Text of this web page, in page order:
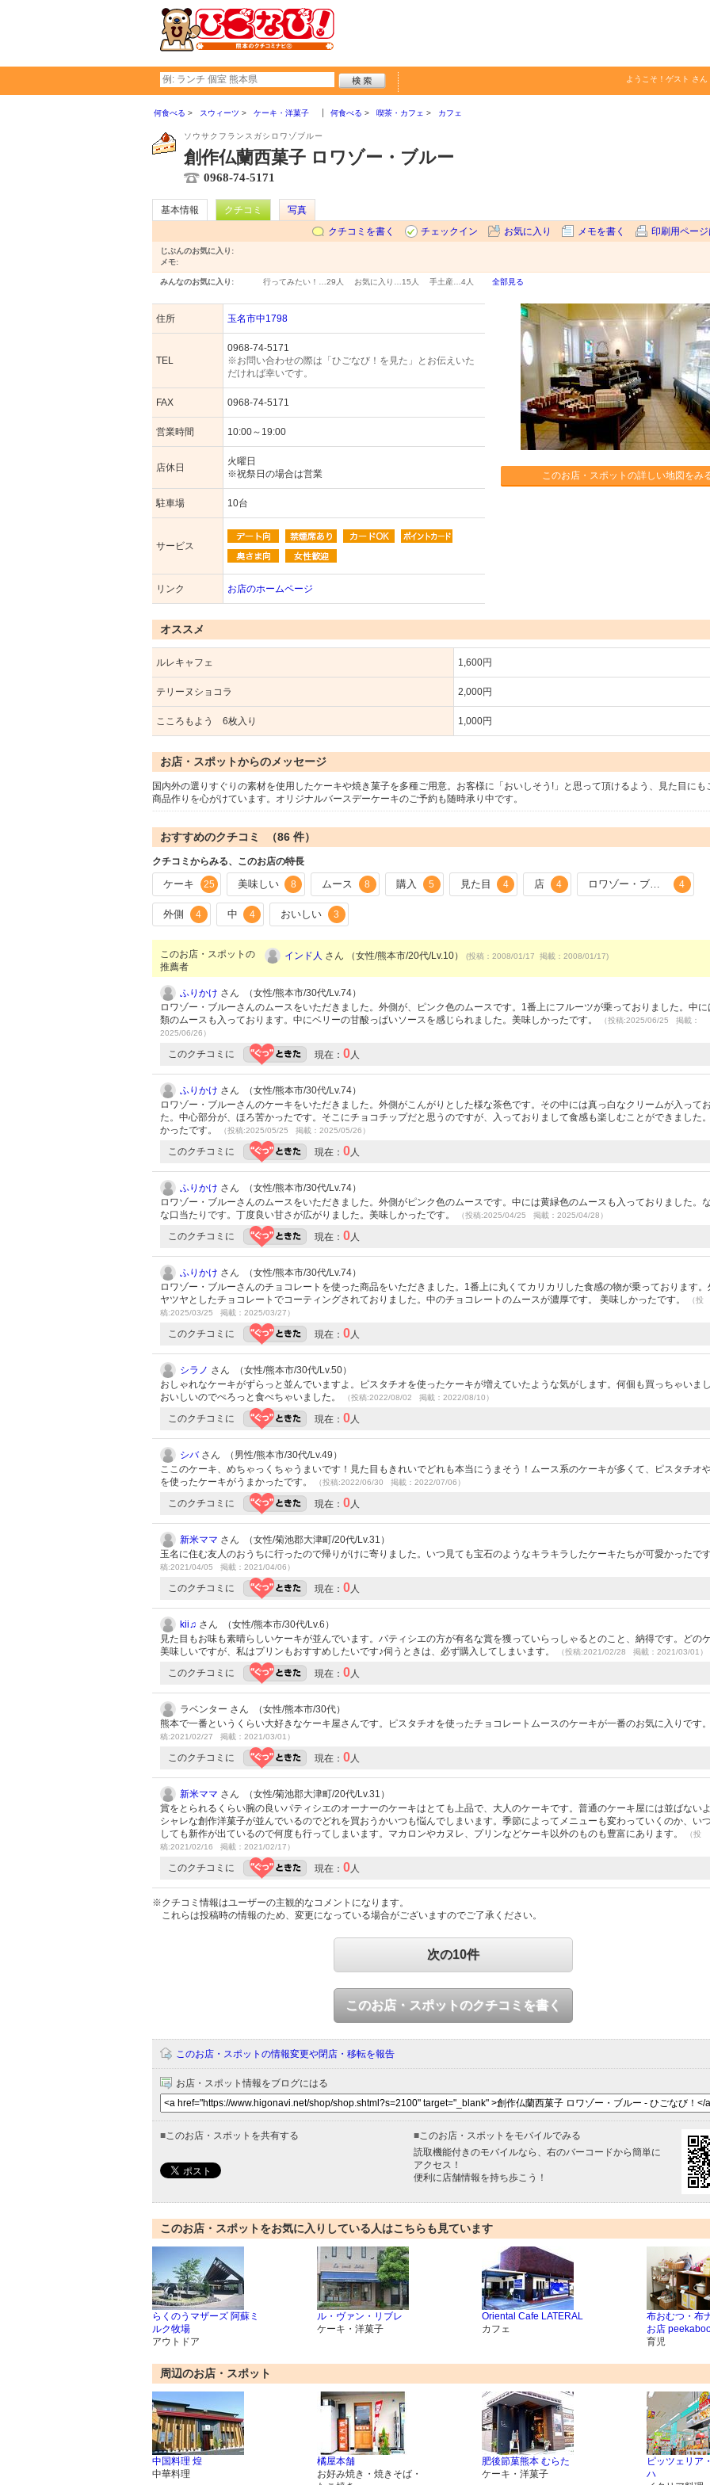
ようこそ！ ゲスト さん
何食べる スウィーツ ケーキ・洋菓子 何食べる 喫茶・カフェ カフェ
ソウサクフランスガシロワゾブルー
創作仏蘭西菓子 ロワゾー・ブルー
0968-74-5171
基本情報 クチコミ
写真
クチコミを書く
チェックイン お気に入り メモを書く 印刷用ページ
じぶんのお気に入り:
メモ:
みんなのお気に入り: 行ってみたい！… 29人 お気に入り… 15人 手土産… 4人 全部見る
住所 玉名市中1798
TEL
0968-74-5171
※お問い合わせの際は「ひごなび！を見た」とお伝えいた
だければ幸いです。
FAX 0968-74-5171
営業時間 10:00～19:00
店休日
火曜日
※祝祭日の場合は営業
駐車場 10台
サービス
リンク お店のホームページ
このお店・スポットの詳しい地図をみ
オススメ
ルレキャフェ 1,600円
テリーヌショコラ 2,000円
こころもよう 6枚入り 1,000円
お店・スポットからのメッセージ
国内外の選りすぐりの素材を使用したケーキや焼き菓子を多種ご用意。お客様に「おいしそう!」と思って頂けるよう、見た目にも
商品作りを心がけています。オリジナルバースデーケーキのご予約も随時承り中です。
おすすめのクチコミ （86 件）
クチコミからみる、このお店の特長
ケーキ 25 美味しい 8 ムース 8 購入 5 見た目 4 店 4 ロワゾー・ブルー 4
外側 4 中 4 おいしい 3
このお店・スポットの
推薦者
インド人 さん （女性/熊本市/20代/Lv.10） (投稿：2008/01/17 掲載：2008/01/17)
ふりかけ さん （女性/熊本市/30代/Lv.74）
ロワゾー・ブルーさんのムースをいただきました。外側が、ピンク色のムースです。1番上にフルーツが乗っておりました。中
類のムースも入っております。中にベリーの甘酸っぱいソースを感じられました。美味しかったです。
（投稿:2025/06/25 掲載：
2025/06/26）
このクチコミに 現在： 0人
ふりかけ さん （女性/熊本市/30代/Lv.74）
ロワゾー・ブルーさんのケーキをいただきました。外側がこんがりとした様な茶色です。その中には真っ白なクリームが入って
た。中心部分が、ほろ苦かったです。そこにチョコチップだと思うのですが、入っておりまして食感も楽しむことができました
かったです。
（投稿:2025/05/25 掲載：2025/05/26）
このクチコミに 現在： 0人
ふりかけ さん （女性/熊本市/30代/Lv.74）
ロワゾー・ブルーさんのムースをいただきました。外側がピンク色のムースです。中には黄緑色のムースも入っておりました。
な口当たりです。丁度良い甘さが広がりました。美味しかったです。
（投稿:2025/04/25 掲載：2025/04/28）
このクチコミに 現在： 0人
ふりかけ さん （女性/熊本市/30代/Lv.74）
ロワゾー・ブルーさんのチョコレートを使った商品をいただきました。1番上に丸くてカリカリした食感の物が乗っております。
ヤツヤとしたチョコレートでコーティングされておりました。中のチョコレートのムースが濃厚です。 美味しかったです。
（投
稿:2025/03/25 掲載：2025/03/27）
このクチコミに 現在： 0人
シラノ さん （女性/熊本市/30代/Lv.50）
おしゃれなケーキがずらっと並んでいますよ。ピスタチオを使ったケーキが増えていたような気がします。何個も買っちゃいまし
おいしいのでぺろっと食べちゃいました。
（投稿:2022/08/02 掲載：2022/08/10）
このクチコミに 現在： 0人
シバさん （男性/熊本市/30代/Lv.49）
ここのケーキ、めちゃっくちゃうまいです！見た目もきれいでどれも本当にうまそう！ムース系のケーキが多くて、ピスタチオ
を使ったケーキがうまかったです。
（投稿:2022/06/30 掲載：2022/07/06）
このクチコミに 現在： 0人
新米ママ さん （女性/菊池郡大津町/20代/Lv.31）
玉名に住む友人のおうちに行ったので帰りがけに寄りました。いつ見ても宝石のようなキラキラしたケーキたちが可愛かったで
稿:2021/04/05 掲載：2021/04/06）
このクチコミに 現在： 0人
kii♫ さん （女性/熊本市/30代/Lv.6）
見た目もお味も素晴らしいケーキが並んでいます。パティシエの方が有名な賞を獲っていらっしゃるとのこと、納得です。どの
美味しいですが、私はプリンもおすすめしたいです♪伺うときは、必ず購入してしまいます。
（投稿:2021/02/28 掲載：2021/03/01）
このクチコミに 現在： 0人
ラベンター さん （女性/熊本市/30代）
熊本で一番というくらい大好きなケーキ屋さんです。ピスタチオを使ったチョコレートムースのケーキが一番のお気に入りです。
稿:2021/02/27 掲載：2021/03/01）
このクチコミに 現在： 0人
新米ママ さん （女性/菊池郡大津町/20代/Lv.31）
賞をとられるくらい腕の良いパティシエのオーナーのケーキはとても上品で、大人のケーキです。普通のケーキ屋には並ばない
シャレな創作洋菓子が並んでいるのでどれを買おうかいつも悩んでしまいます。季節によってメニューも変わっていくのか、い
しても新作が出ているので何度も行ってしまいます。マカロンやカヌレ、プリンなどケーキ以外のものも豊富にあります。
（投
稿:2021/02/16 掲載：2021/02/17）
このクチコミに 現在： 0人
※クチコミ情報はユーザーの主観的なコメントになります。
これらは投稿時の情報のため、変更になっている場合がございますのでご了承ください。
次の10件
このお店・スポットのクチコミを書く
このお店・スポットの情報変更や閉店・移転を報告
お店・スポット情報をブログにはる
■このお店・スポットを共有する ■このお店・スポットをモバイルでみる
読取機能付きのモバイルなら、右のバーコードから簡単に
アクセス！
便利に店舗情報を持ち歩こう！
このお店・スポットをお気に入りしている人はこちらも見ています
らくのうマザーズ 阿蘇ミ
ルク牧場
アウトドア
ル・ヴァン・リブレ
ケーキ・洋菓子
Oriental Cafe LATERAL
カフェ
布おむつ・布
お店
育児
周辺のお店・スポット
中国料理 煌
中華料理
橘屋本舗
お好み焼き・焼きそば・
肥後節菓熊本 むらた
ケーキ・洋菓子
ピッツェリア
ハ